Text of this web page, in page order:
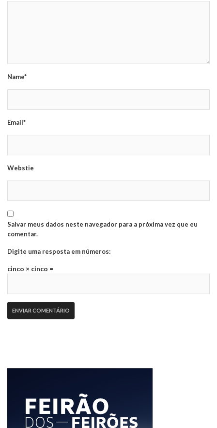
Name*
Email*
Webstie
Salvar meus dados neste navegador para a próxima vez que eu
comentar.
Digite uma resposta em números:
cinco × cinco =